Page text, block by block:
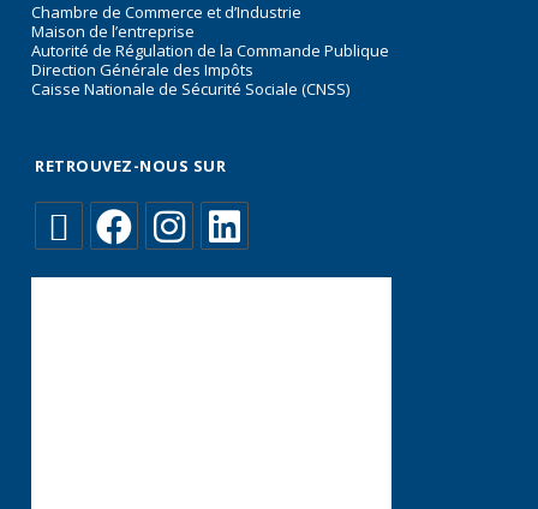
Chambre de Commerce et d’Industrie
Maison de l’entreprise
Autorité de Régulation de la Commande Publique
Direction Générale des Impôts
Caisse Nationale de Sécurité Sociale (CNSS)
RETROUVEZ-NOUS SUR